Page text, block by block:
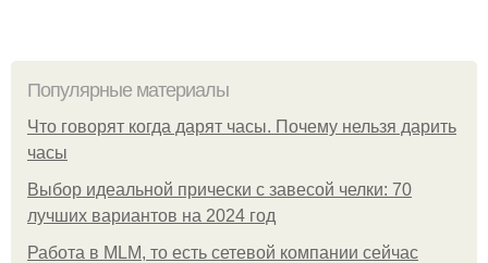
Популярные материалы
Что говорят когда дарят часы. Почему нельзя дарить
часы
Выбор идеальной прически с завесой челки: 70
лучших вариантов на 2024 год
Работа в MLM, то есть сетевой компании сейчас